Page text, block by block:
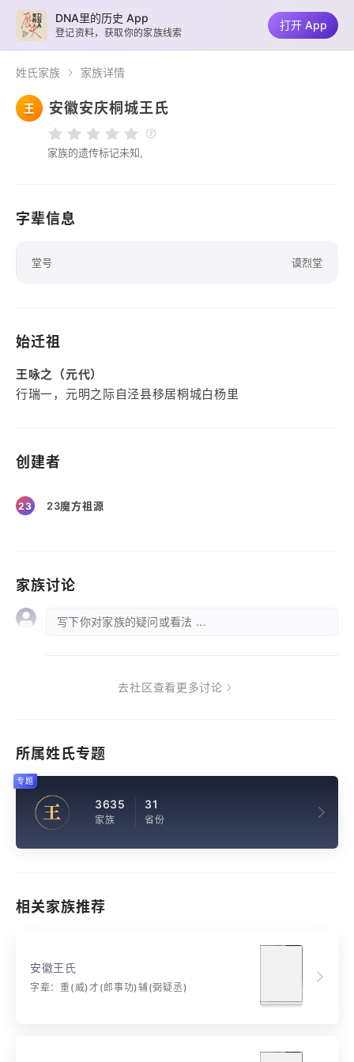
姓氏家族 家族详情
王 安徽安庆桐城王氏
家族的遗传标记未知,
字辈信息
堂号 谟烈堂
始迁祖
王咏之（元代）
行瑞一，元明之际自泾县移居桐城白杨里
创建者
23 23魔方祖源
家族讨论
写下你对家族的疑问或看法 ...
去社区查看更多讨论
所属姓氏专题
王 3635
家族
31
省份
专题
相关家族推荐
安徽王氏
字辈：重(威)才(郎事功)辅(弼疑丞)
DNA里的历史 App
登记资料，获取你的家族线索
打开 App